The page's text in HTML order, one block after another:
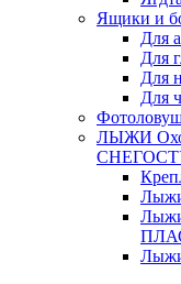
Ящики и
Для
Для
Для
Для
ЛЫЖИ